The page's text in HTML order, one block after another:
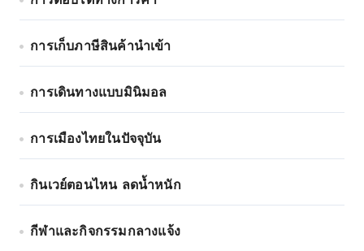
การเก็บภาษีสินค้านำเข้า
การเดินทางแบบมินิมอล
การเมืองไทยในปัจจุบัน
กินเวย์ตอนไหน ลดน้ำหนัก
กีฬาและกิจกรรมกลางแจ้ง